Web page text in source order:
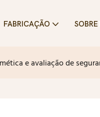
FABRICAÇÃO SOBRE
e avaliação de